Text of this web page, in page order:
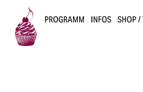
PROGRAMM INFOS SHOP